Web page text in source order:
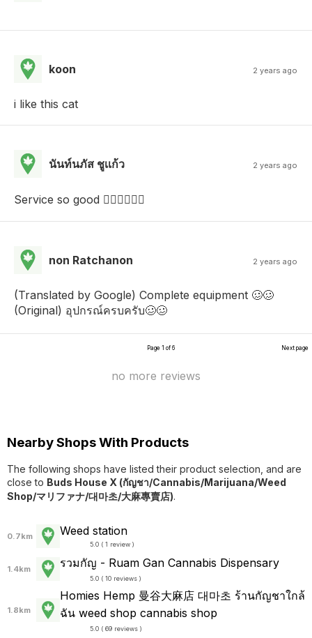
koon 2 years ago
i like this cat
นันท์นภัส ชูเเก้ว 2 years ago
Service so good 👍🏻👍🏻👍🏻
non Ratchanon 2 years ago
(Translated by Google) Complete equipment 🥴🥴
(Original) อุปกรณ์ครบครับ🥴🥴
Page 1 of 6 Next page
no more reviews
Nearby Shops With Products
The following shops have listed their product selection, and are
close to Buds House X (กัญชา/Cannabis/Marijuana/Weed
Shop/マリファナ/대마초/大麻專賣店).
0.7km Weed station
5.0 ( 1 review )
1.4km รวมกัญ - Ruam Gan Cannabis Dispensary
5.0 ( 10 reviews )
1.8km
Homies Hemp 曼谷大麻店 대마초 ร้านกัญชาใกล้
ฉัน weed shop cannabis shop
5.0 ( 69 reviews )